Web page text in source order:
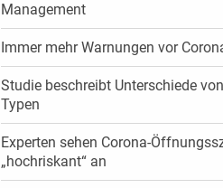
Management
Immer mehr Warnungen vor
Studie beschreibt Unterschiede
Typen
Experten sehen Corona-
„hochriskant“ an